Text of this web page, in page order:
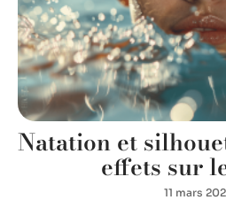
Natation et
effets sur
11 mars